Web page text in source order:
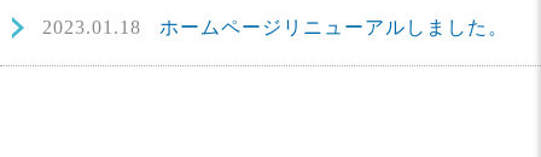
2023.01.18 ホームページリニューアルしました。